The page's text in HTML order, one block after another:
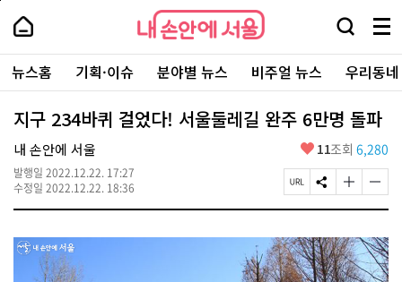
본
로
가
내
손
안
에
서
울
-
서
울
시
대
표
소
포
털
내
손
에
울
검
창
열
기
메
뉴
전
체
보
기
주
요
서
뉴스홈 기획·이슈 분야별 뉴스 비주얼 뉴스 우리동
지구 234바퀴 걸었다! 서울둘레길 완주 6만명 돌파
내 손안에 서울
발행일 2022.12.22. 17:27
수정일 2022.12.22. 18:36
좋
요
11조회 6,280
페
이
U
R
L
S
N
공
유
하
글
자
기
크
게
글
자
기
작
게
페
상
단
로